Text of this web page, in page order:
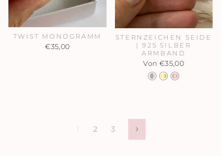
TWIST MONOGRAMM
€35,00
STERNZEICHEN SEIDE
| 925 SILBER
ARMBAND
Von €35,00
2 3 Vorwärts